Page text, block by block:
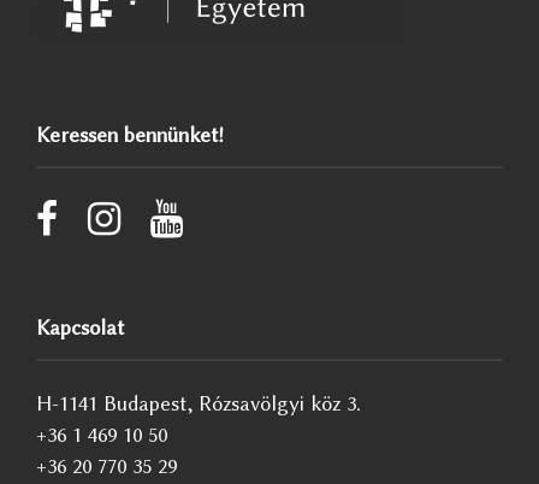
Keressen bennünket!
Kapcsolat
H-1141 Budapest, Rózsavölgyi köz 3.
+36 1 469 10 50
+36 20 770 35 29